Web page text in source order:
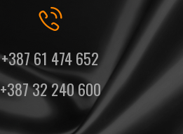
+387 61 474 652
+387 32 240 600